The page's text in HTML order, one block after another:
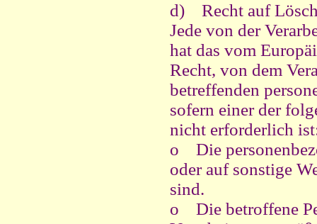
d) Recht auf
Jede von der
hat das vom
Recht, von dem
betreffenden
sofern einer der
nicht erforderlich
o
Die
oder auf sonstige
sind.
o
Die betroffene